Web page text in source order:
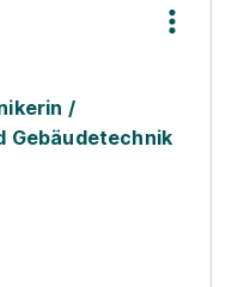
/
Gebäudetechnik